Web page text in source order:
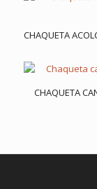
CHAQUETA
CHAQUETA